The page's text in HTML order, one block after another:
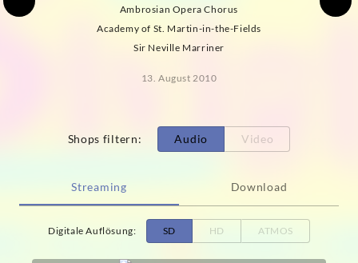
Ambrosian Opera Chorus
Academy of St. Martin-in-the-Fields
Sir Neville Marriner
13. August 2010
Shops filtern: Audio Video
Streaming Download
Digitale Auflösung: SD HD ATMOS